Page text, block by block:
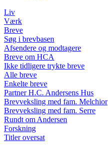
Liv
Værk
Breve
Søg i brevbasen
Afsendere og modtagere
Breve om HCA
Ikke tidligere trykte breve
Alle breve
Enkelte breve
Partner H.C. Andersens Hus
Brevveksling med fam. Melchior
Brevveksling med fam. Serre
Rundt om Andersen
Forskning
Titler oversat